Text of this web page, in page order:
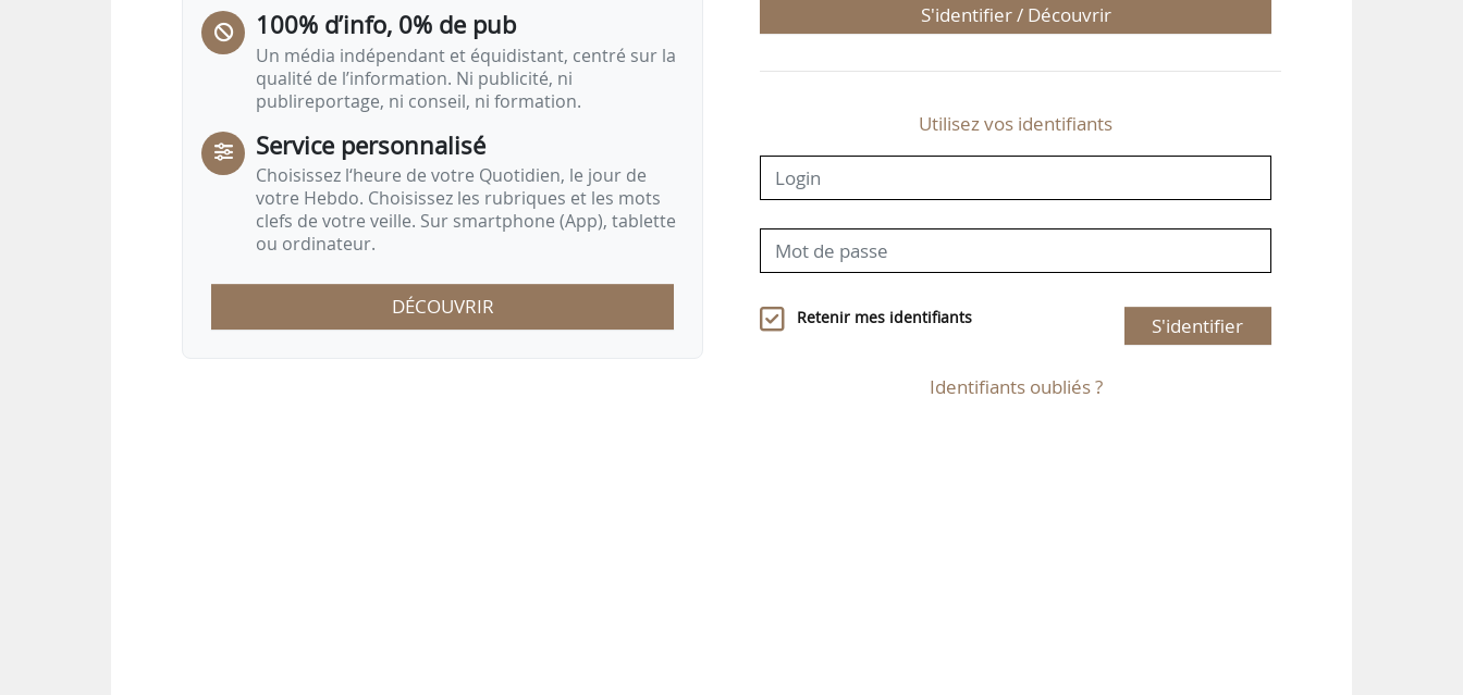
100% d’info, 0% de pub
Un média indépendant et équidistant, centré sur la
qualité de l’information. Ni publicité, ni
publireportage, ni conseil, ni formation.
Service personnalisé
Choisissez l‘heure de votre Quotidien, le jour de
votre Hebdo. Choisissez les rubriques et les mots
clefs de votre veille. Sur smartphone (App), tablette
ou ordinateur.
DÉCOUVRIR
S'identifier / Découvrir
Utilisez vos identifiants
Retenir mes identifiants S'identifier
Identifiants oubliés ?